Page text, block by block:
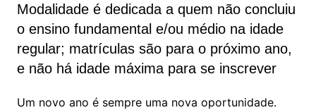
Modalidade é dedicada a quem não concluiu
o ensino fundamental e/ou médio na idade
regular; matrículas são para o próximo ano,
e não há idade máxima para se inscrever
Um novo ano é sempre uma nova oportunidade.